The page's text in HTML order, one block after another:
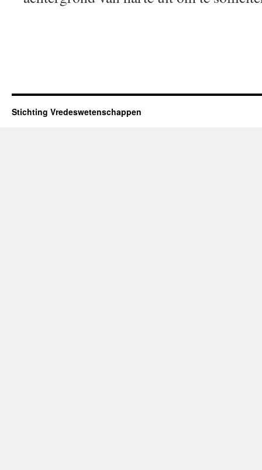
Stichting Vredeswetenschappen